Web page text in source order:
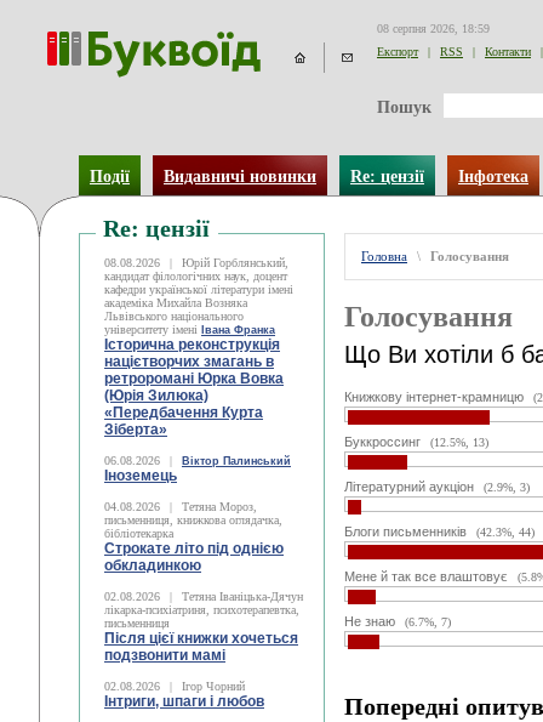
08 серпня 2026, 18:59
Експорт
| RSS | Контакти |
Пошук
Події Видавничі новинки Re: цензії Інфотека
Re: цензії
08.08.2026 |
Юрій Горблянський,
кандидат філологічних наук, доцент
кафедри української літератури імені
академіка Михайла Возняка
Львівського національного
університету імені
Івана Франка
Історична реконструкція
націєтворчих змагань в
ретроромані Юрка Вовка
(Юрія Зилюка)
«Передбачення Курта
Зіберта»
06.08.2026 | Віктор Палинський
Іноземець
04.08.2026 |
Тетяна Мороз,
письменниця, книжкова оглядачка,
бібліотекарка
Строкате літо під однією
обкладинкою
02.08.2026 |
Тетяна Іваніцька-Дячун
лікарка-психіатриня, психотерапевтка,
письменниця
Після цієї книжки хочеться
подзвонити мамі
02.08.2026 | Ігор Чорний
Інтриги, шпаги і любов
Головна \ Голосування
Голосування
Що Ви хотіли б
Книжкову інтернет-крамницю
Буккроссинг (12.5%, 13)
Літературний аукціон (2.9%, 3)
Блоги письменників (42.3%, 44)
Мене й так все влаштовує
Не знаю (6.7%, 7)
Попередні